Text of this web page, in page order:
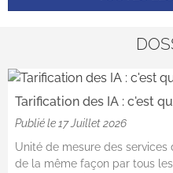
Tarification des IA : c'est
Publié le 17 Juillet 2026
Unité de mesure des services
de la même façon par tous